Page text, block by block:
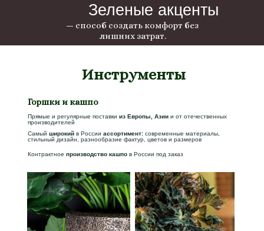
— способ создать комфорт без
лишних затрат.
Зеленые акценты
Инструменты
Контрактное производство кашпо в России под заказ
Прямые и регулярные поставки из Европы, Азии и от отечественных
производителей
Самый широкий в России ассортимент: современные материалы,
стильный дизайн, разнообразие фактур, цветов и размеров
Горшки и кашпо